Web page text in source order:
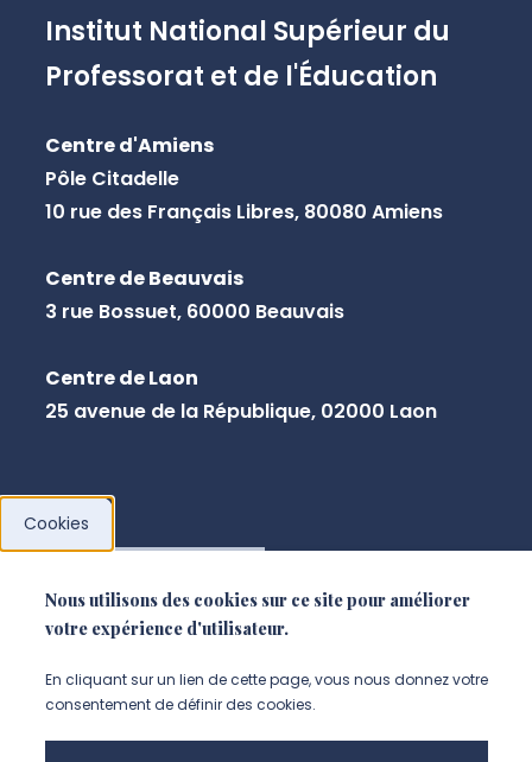
Institut National Supérieur du
Professorat et de l'Éducation
Centre d'Amiens
Pôle Citadelle
10 rue des Français Libres, 80080 Amiens
Centre de Beauvais
3 rue Bossuet, 60000 Beauvais
Centre de Laon
25 avenue de la République, 02000 Laon
Cookies
Nous utilisons des cookies sur ce site pour améliorer
votre expérience d'utilisateur.
En cliquant sur un lien de cette page, vous nous donnez votre
consentement de définir des cookies.